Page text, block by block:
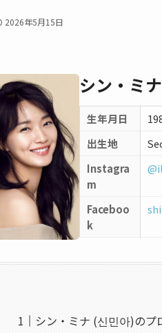
2026年5月15日
シン・ミ
生年月日
出生地
Instagra
m
Faceboo
k
シン・ミナ (신민아)のプ